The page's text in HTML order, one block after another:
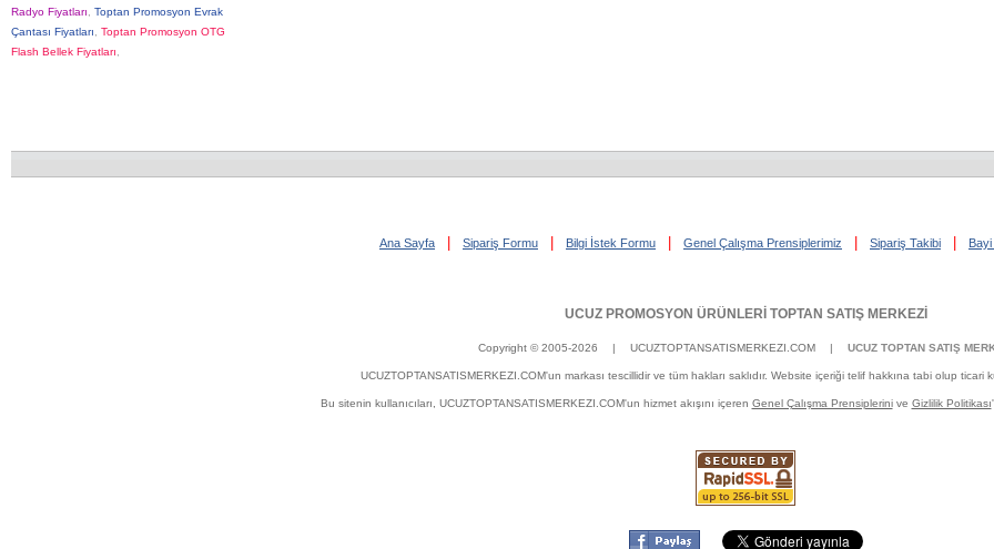
Radyo Fiyatları
Toptan Promosyon Evrak
Çantası Fiyatları
Toptan Promosyon OTG
Flash Bellek Fiyatları
Ana Sayfa Sipariş Formu Bilgi İstek Formu Genel Çalışma Prensiplerimiz Sipariş Takibi
UCUZ PROMOSYON ÜRÜNLERİ TOPTAN SATIŞ MERKEZİ
Copyright © 2005-2026 | UCUZTOPTANSATISMERKEZI.COM | UCUZ TOPTAN SATIŞ
UCUZTOPTANSATISMERKEZI.COM'un markası tescillidir ve tüm hakları saklıdır. Website içeriği telif hakkına tabi olup ticari
Bu sitenin kullanıcıları, UCUZTOPTANSATISMERKEZI.COM'un hizmet akışını içeren Genel Çalışma Prensiplerinive Gizlilik Politikası